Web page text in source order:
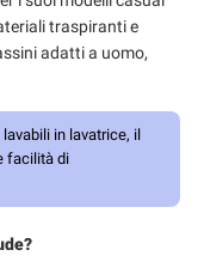
traspiranti e
adatti a uomo,
in lavatrice, il
facilità di